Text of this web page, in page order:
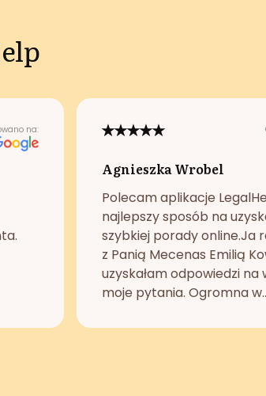
na:
Agnieszka Wrobel
Polecam aplikacje
najlepszy sposób na
szybkiej porady online.Ja
z Panią Mecenas Emilią
uzyskałam odpowiedzi na
moje pytania. Ogromna